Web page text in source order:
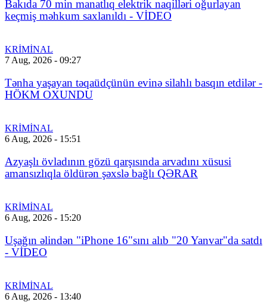
Bakıda 70 min manatlıq elektrik naqilləri oğurlayan
keçmiş məhkum saxlanıldı - VİDEO
KRİMİNAL
7 Aug, 2026 - 09:27
Tənha yaşayan təqaüdçünün evinə silahlı basqın etdilər -
HÖKM OXUNDU
KRİMİNAL
6 Aug, 2026 - 15:51
Azyaşlı övladının gözü qarşısında arvadını xüsusi
amansızlıqla öldürən şəxslə bağlı QƏRAR
KRİMİNAL
6 Aug, 2026 - 15:20
Uşağın əlindən "iPhone 16"sını alıb "20 Yanvar"da satdı
- VİDEO
KRİMİNAL
6 Aug, 2026 - 13:40